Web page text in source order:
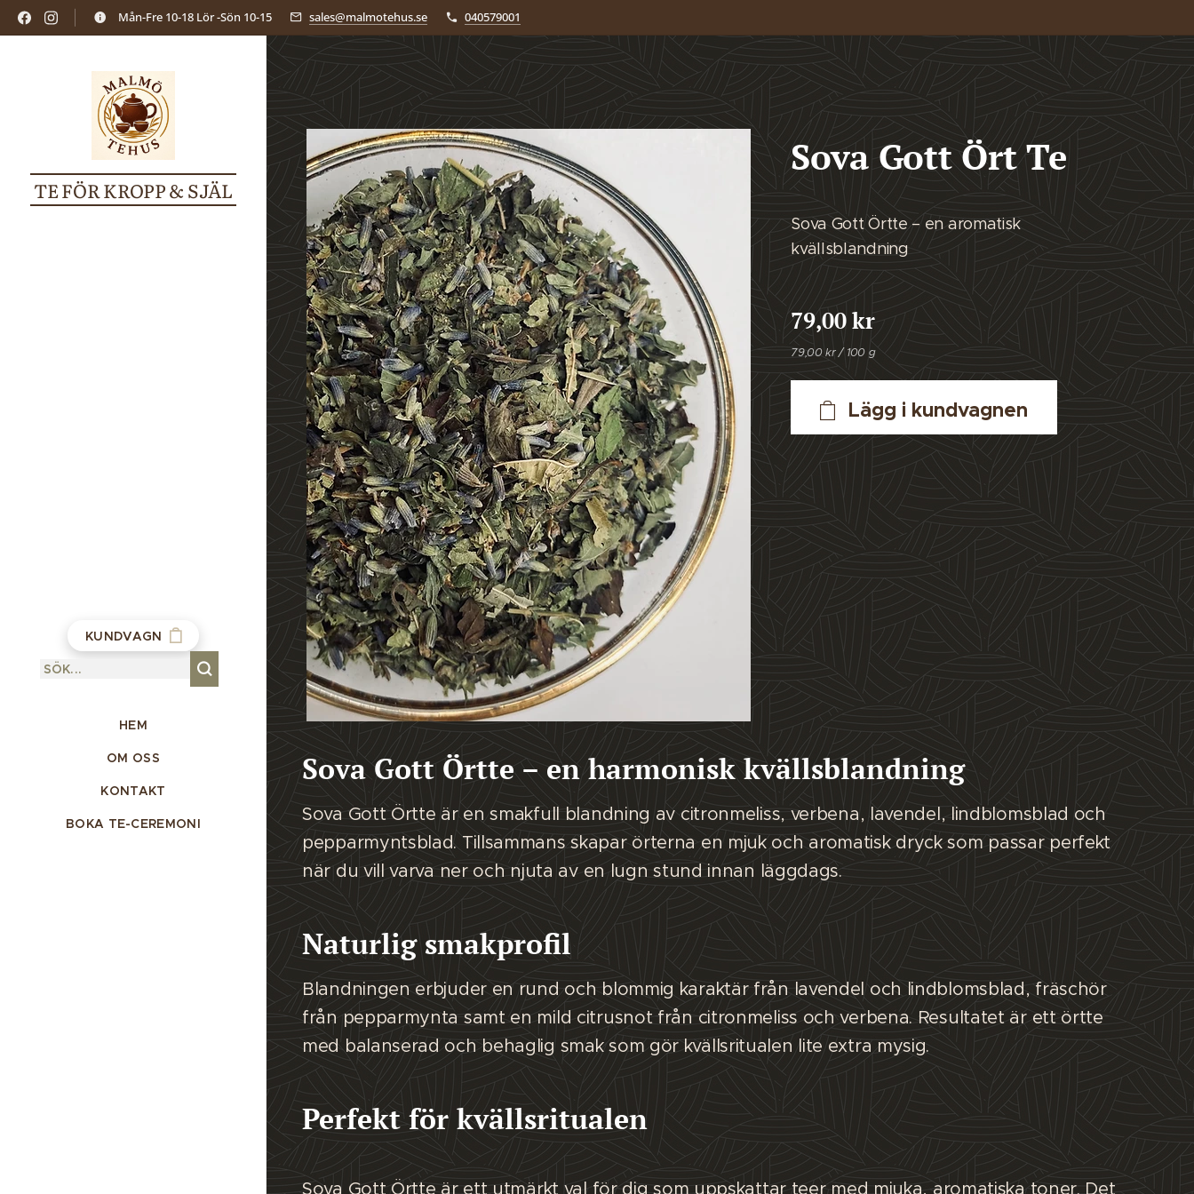
Mån-Fre 10-18 Lör -Sön 10-15 sales@malmotehus.se 040579001
TE FÖR KROPP & SJÄL
KUNDVAGN
HEM
OM OSS
KONTAKT
BOKA TE-CEREMONI
Sova Gott Ört Te
Sova Gott Örtte – en aromatisk
kvällsblandning
79,00kr
79,00 kr / 100 g
Lägg i kundvagnen
Sova Gott Örtte – en harmonisk kvällsblandning
Sova Gott Örtte är en smakfull blandning av citronmeliss, verbena, lavendel, lindblomsblad och
pepparmyntsblad. Tillsammans skapar örterna en mjuk och aromatisk dryck som passar perfekt
när du vill varva ner och njuta av en lugn stund innan läggdags.
Naturlig smakprofil
Blandningen erbjuder en rund och blommig karaktär från lavendel och lindblomsblad, fräschör
från pepparmynta samt en mild citrusnot från citronmeliss och verbena. Resultatet är ett örtte
med balanserad och behaglig smak som gör kvällsritualen lite extra mysig.
Perfekt för kvällsritualen
Sova Gott Örtte är ett utmärkt val för dig som uppskattar teer med mjuka, aromatiska toner. Det